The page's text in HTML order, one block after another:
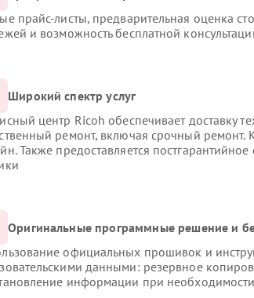
прайс-листы, предварительная оценка
и возможность бесплатной
Широкий спектр услуг
центр Ricoh обеспечивает доставку
ремонт, включая срочный ремонт.
Также предоставляется
Оригинальные программные решение и
официальных прошивок и
данными: резервное
информации при необходимости